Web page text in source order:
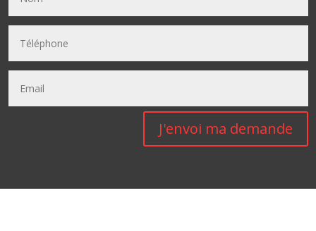
J'envoi ma demande